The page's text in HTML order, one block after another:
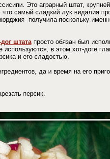
Это аграрный штат,
самый сладкий лук видалия
получила поскольку
штата просто обязан был
в этом хот-доге
и его сладостью.
да и время на его
персик.